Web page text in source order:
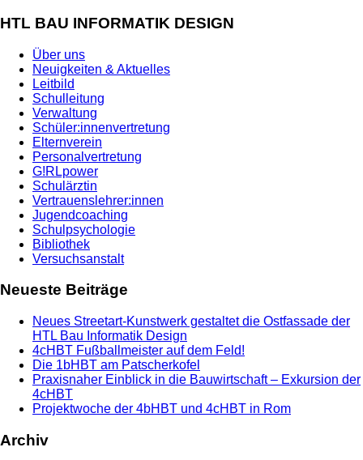
HTL BAU INFORMATIK DESIGN
Über uns
Neuigkeiten & Aktuelles
Leitbild
Schulleitung
Verwaltung
Schüler:innenvertretung
Elternverein
Personalvertretung
G!RLpower
Schulärztin
Vertrauenslehrer:innen
Jugendcoaching
Schulpsychologie
Bibliothek
Versuchsanstalt
Neueste Beiträge
Neues Streetart-Kunstwerk gestaltet die Ostfassade der
HTL Bau Informatik Design
4cHBT Fußballmeister auf dem Feld!
Die 1bHBT am Patscherkofel
Praxisnaher Einblick in die Bauwirtschaft – Exkursion der
4cHBT
Projektwoche der 4bHBT und 4cHBT in Rom
Archiv